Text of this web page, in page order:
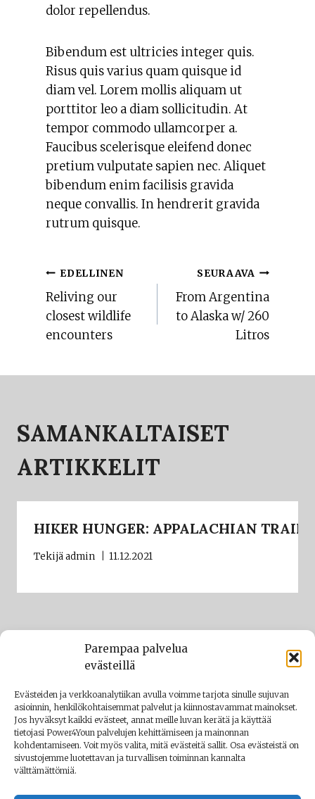
Parempaa palvelua
evästeillä
Evästeiden ja verkkoanalytiikan avulla voimme tarjota sinulle sujuvan
asioinnin, henkilökohtaisemmat palvelut ja kiinnostavammat mainokset.
Jos hyväksyt kaikki evästeet, annat meille luvan kerätä ja käyttää
tietojasi Power4Youn palvelujen kehittämiseen ja mainonnan
kohdentamiseen. Voit myös valita, mitä evästeitä sallit. Osa evästeistä on
sivustojemme luotettavan ja turvallisen toiminnan kannalta
välttämättömiä.
dolor repellendus.
Bibendum est ultricies integer quis.
Risus quis varius quam quisque id
diam vel. Lorem mollis aliquam ut
porttitor leo a diam sollicitudin. At
tempor commodo ullamcorper a.
Faucibus scelerisque eleifend donec
pretium vulputate sapien nec. Aliquet
bibendum enim facilisis gravida
neque convallis. In hendrerit gravida
rutrum quisque.
ARTIKKELIEN
SELAUS
EDELLINEN
Reliving our
closest wildlife
encounters
SEURAAVA
From Argentina
to Alaska w/ 260
Litros
SAMANKALTAISET
ARTIKKELIT
HIKER HUNGER: APPALACHIAN TRAIL
Tekijäadmin 11.12.2021